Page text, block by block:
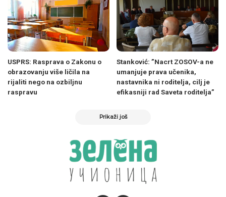
USPRS: Rasprava o Zakonu o
obrazovanju više ličila na
rijaliti nego na ozbiljnu
raspravu
Stanković: ”Nacrt ZOSOV-a ne
umanjuje prava učenika,
nastavnika ni roditelja, cilj je
efikasniji rad Saveta roditelja”
Prikaži još